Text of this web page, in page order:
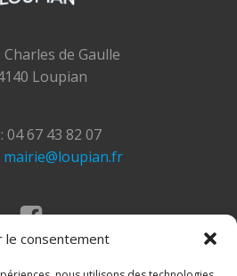
le consentement
Charles de Gaulle
Loupian
04 67 43 82 07
mairie@loupian.fr